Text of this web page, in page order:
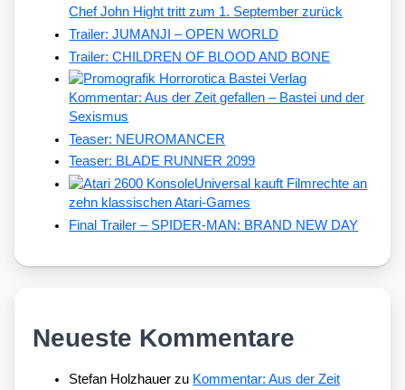
Chef John Hight tritt zum 1. September zurück
Trailer: JUMANJI – OPEN WORLD
Trailer: CHILDREN OF BLOOD AND BONE
Kommentar: Aus der Zeit gefallen – Bastei und der
Sexismus
Teaser: NEUROMANCER
Teaser: BLADE RUNNER 2099
Universal kauft Filmrechte an
zehn klassischen Atari-Games
Final Trailer – SPIDER-MAN: BRAND NEW DAY
Neueste Kommentare
Stefan Holzhauer zu Kommentar: Aus der Zeit